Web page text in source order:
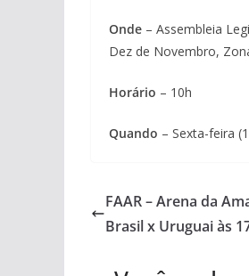
Onde – Assembleia
Dez de Novembro,
Horário – 10h
Quando – Sexta-feira
FAAR – Arena da
Brasil x Uruguai às